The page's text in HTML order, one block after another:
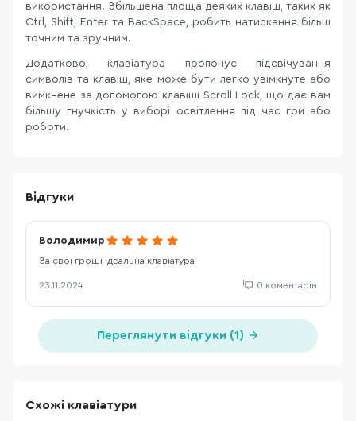
використання. Збільшена площа деяких клавіш, таких як
Ctrl, Shift, Enter та BackSpace, робить натискання більш
точним та зручним.
Додатково, клавіатура пропонує підсвічування
символів та клавіш, яке може бути легко увімкнуте або
вимкнене за допомогою клавіші Scroll Lock, що дає вам
більшу гнучкість у виборі освітлення під час гри або
роботи.
Відгуки
Володимир
За свої гроші ідеальна клавіатура
23.11.2024 0 коментарів
Переглянути відгуки (1)
Схожі клавіатури